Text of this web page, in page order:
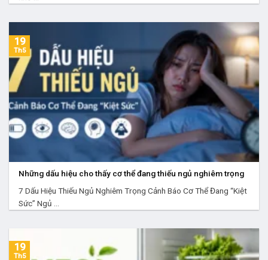
Những dấu hiệu cho thấy cơ thể đang thiếu ngủ nghiêm trọng
7 Dấu Hiệu Thiếu Ngủ Nghiêm Trọng Cảnh Báo Cơ Thể Đang “Kiệt
Sức” Ngủ ...
19
Th5
19
Th5